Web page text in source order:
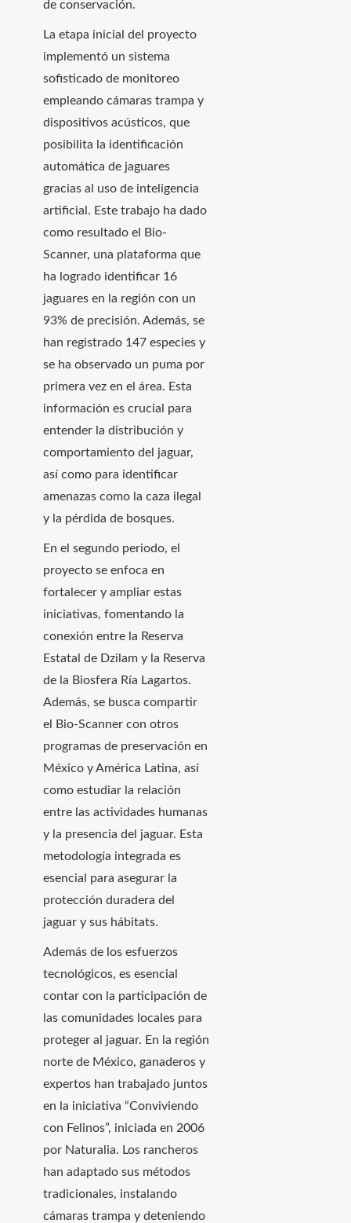
de conservación.
La etapa inicial del proyecto
implementó un sistema
sofisticado de monitoreo
empleando cámaras trampa y
dispositivos acústicos, que
posibilita la identificación
automática de jaguares
gracias al uso de inteligencia
artificial. Este trabajo ha dado
como resultado el Bio-
Scanner, una plataforma que
ha logrado identificar 16
jaguares en la región con un
93% de precisión. Además, se
han registrado 147 especies y
se ha observado un puma por
primera vez en el área. Esta
información es crucial para
entender la distribución y
comportamiento del jaguar,
así como para identificar
amenazas como la caza ilegal
y la pérdida de bosques.
En el segundo periodo, el
proyecto se enfoca en
fortalecer y ampliar estas
iniciativas, fomentando la
conexión entre la Reserva
Estatal de Dzilam y la Reserva
de la Biosfera Ría Lagartos.
Además, se busca compartir
el Bio-Scanner con otros
programas de preservación en
México y América Latina, así
como estudiar la relación
entre las actividades humanas
y la presencia del jaguar. Esta
metodología integrada es
esencial para asegurar la
protección duradera del
jaguar y sus hábitats.
Además de los esfuerzos
tecnológicos, es esencial
contar con la participación de
las comunidades locales para
proteger al jaguar. En la región
norte de México, ganaderos y
expertos han trabajado juntos
en la iniciativa “Conviviendo
con Felinos”, iniciada en 2006
por Naturalia. Los rancheros
han adaptado sus métodos
tradicionales, instalando
cámaras trampa y deteniendo